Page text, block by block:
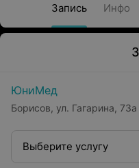
Запись Инфо
ЮниМед
Борисов, ул. Гагарина, 73а
Выберите услугу